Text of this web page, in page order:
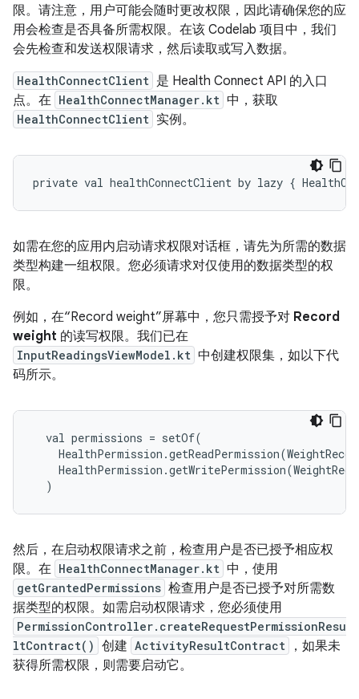
限。请注意，用户可能会随时更改权限，因此请确保您的应
用会检查是否具备所需权限。在该 Codelab 项目中，我们
会先检查和发送权限请求，然后读取或写入数据。
HealthConnectClient 是 Health Connect API 的入口
点。在 HealthConnectManager.kt 中，获取
HealthConnectClient 实例。
如需在您的应用内启动请求权限对话框，请先为所需的数据
类型构建一组权限。您必须请求对仅使用的数据类型的权
限。
例如，在“Record weight”屏幕中，您只需授予对 Record
weight 的读写权限。我们已在
InputReadingsViewModel.kt 中创建权限集，如以下代
码所示。
  val permissions = setOf(
然后，在启动权限请求之前，检查用户是否已授予相应权
限。在 HealthConnectManager.kt 中，使用
getGrantedPermissions 检查用户是否已授予对所需数
据类型的权限。如需启动权限请求，您必须使用
PermissionController.createRequestPermissionResu
ltContract() 创建 ActivityResultContract
，如果未
获得所需权限，则需要启动它。